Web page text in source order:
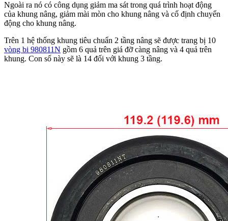
Ngoài ra nó có công dụng giảm ma sát trong quá trình hoạt động
của khung nâng, giảm mài mòn cho khung nâng và cố định chuyển
động cho khung nâng.
Trên 1 hệ thống khung tiêu chuẩn 2 tầng nâng sẽ được trang bị 10
vòng bi 980811N gồm 6 quả trên giá đỡ càng nâng và 4 quả trên
khung. Con số này sẽ là 14 đối với khung 3 tầng.